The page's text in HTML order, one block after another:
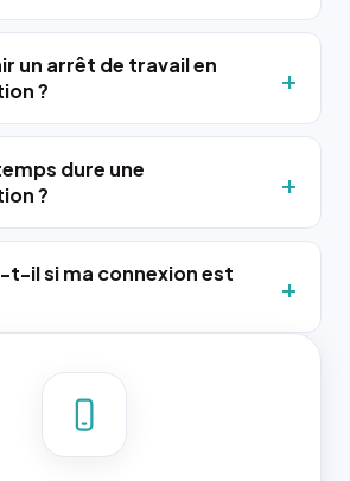
un arrêt de travail en
?
dure une
?
t-il si ma connexion est